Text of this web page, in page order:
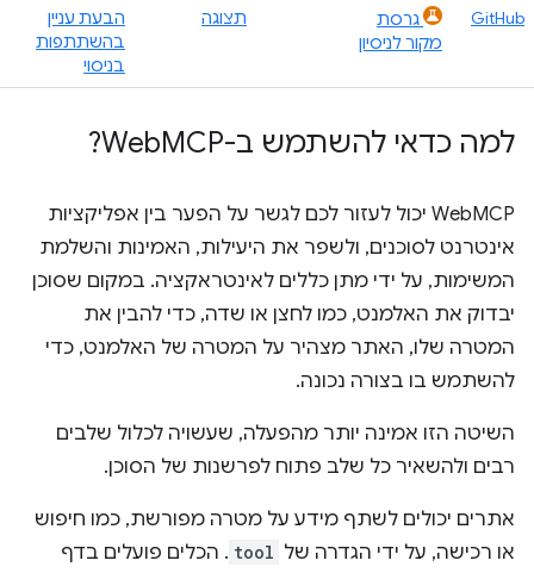
GitHub
גרסת
מקור לניסיון
תצוגה
הבעת עניין
בהשתתפות
בניסוי
למה כדאי להשתמש ב-WebMCP?
WebMCP יכול לעזור לכם לגשר על הפער בין אפליקציות
אינטרנט לסוכנים, ולשפר את היעילות, האמינות והשלמת
המשימות, על ידי מתן כללים לאינטראקציה. במקום שסוכן
יבדוק את האלמנט, כמו לחצן או שדה, כדי להבין את
המטרה שלו, האתר מצהיר על המטרה של האלמנט, כדי
להשתמש בו בצורה נכונה.
השיטה הזו אמינה יותר מהפעלה, שעשויה לכלול שלבים
רבים ולהשאיר כל שלב פתוח לפרשנות של הסוכן.
אתרים יכולים לשתף מידע על מטרה מפורשת, כמו חיפוש
או רכישה, על ידי הגדרה של tool . הכלים פועלים בדף